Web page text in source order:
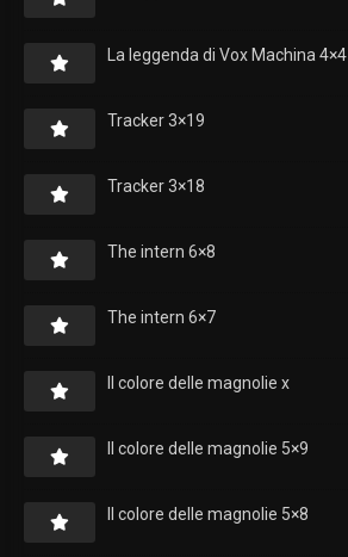
La leggenda di Vox Machina 4×4
Tracker 3×19
Tracker 3×18
The intern 6×8
The intern 6×7
Il colore delle magnolie x
Il colore delle magnolie 5×9
Il colore delle magnolie 5×8